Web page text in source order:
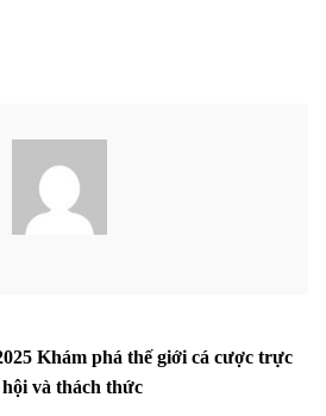
Khám phá thế giới cá cược trực
và thách thức